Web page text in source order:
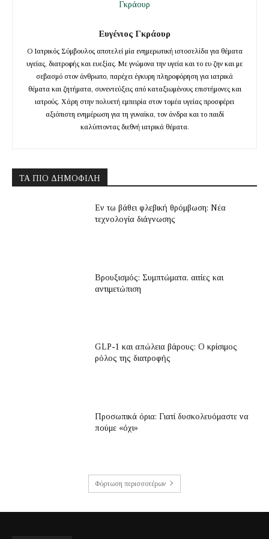
Ευγένιος Γκράουρ
Ο Ιατρικός Σύμβουλος αποτελεί μία ενημερωτική ιστοσελίδα για θέματα
υγείας, διατροφής και ευεξίας. Με γνώμονα την υγεία και το ευ ζην και με
σεβασμό στον άνθρωπο, παρέχει έγκυρη πληροφόρηση για ιατρικά
θέματα και ζητήματα, συνεντεύξεις από καταξιωμένους επιστήμονες και
ιατρούς. Χάρη στην πολυετή εμπειρία στον τομέα υγείας προσφέρει
αξιόπιστη ενημέρωση για τη γυναίκα, τον άνδρα και το παιδί
καλύπτοντας διεθνή ιατρικά θέματα.
ΤΑ ΠΙΟ ΔΗΜΟΦΙΛΉ
Εν τω βάθει φλεβική θρόμβωση: Νέα
τεχνολογία διάγνωσης
Βρουξισμός: Συμπτώματα, αιτίες και
αντιμετώπιση
GLP-1 και απώλεια βάρους: Ο κρίσιμος
ρόλος της διατροφής
Προσωπικά όρια: Γιατί δυσκολευόμαστε να
πούμε «όχι»
Φόρτωση περισσοτέρων